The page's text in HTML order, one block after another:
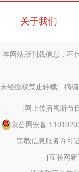
关于我们
本网站所刊载信息，不
未经授权禁止转载、摘
[网上传播视听节
京公网安备
宗教信息服务许可
[互联网